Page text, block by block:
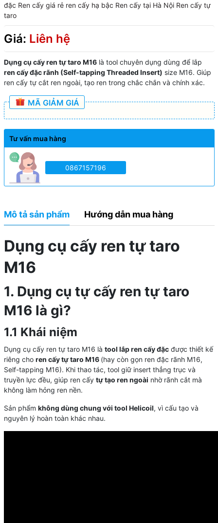
đặc Ren cấy giá rẻ ren cấy hạ bậc Ren cấy tại Hà Nội Ren cấy tự
taro
Giá: Liên hệ
Dụng cụ cấy ren tự taro M16là tool chuyên dụng dùng để lắp
ren cấy đặc rãnh (Self-tapping Threaded Insert) size M16. Giúp
ren cấy tự cắt ren ngoài, tạo ren trong chắc chắn và chính xác.
MÃ GIẢM GIÁ
Tư vấn mua hàng
0867157196
Mô tả sản phẩm Hướng dẫn mua hàng
Dụng cụ cấy ren tự taro
M16
1. Dụng cụ tự cấy ren tự taro
M16 là gì?
1.1 Khái niệm
Dụng cụ cấy ren tự taro M16 là tool lắp ren cấy đặcđược thiết kế
riêng cho ren cấy tự taro M16 (hay còn gọn ren đặc rãnh M16,
Self-tapping M16). Khi thao tác, tool giữ insert thẳng trục và
truyền lực đều, giúp ren cấy tự tạo ren ngoài nhờ rãnh cắt mà
không làm hỏng ren nền.
Sản phẩm không dùng chung với tool Helicoil, vì cấu tạo và
nguyên lý hoàn toàn khác nhau.